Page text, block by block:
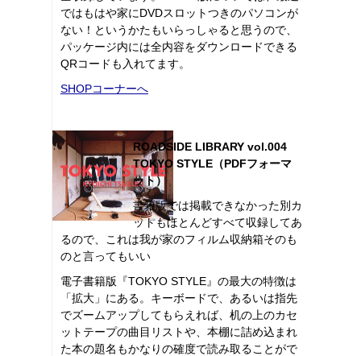
ではもはや家にDVDスロットつきのパソコンが
ない！というかたもいらっしゃると思うので、
パッケージ内には全内容をダウンロードできる
QRコードも入れてます。
SHOPコーナーへ
ROADSIDE LIBRARY vol.004
TOKYO STYLE（PDFフォーマ
ット）
書籍版では掲載できなかった別カ
ットもほとんどすべて収録してあ
るので、これは我が家のフィルム収納箱そのも
のと言ってもいい
電子書籍版『TOKYO STYLE』の最大の特徴は
「拡大」にある。キーボードで、あるいは指先
でズームアップしてもらえれば、机の上のカセ
ットテープの曲目リストや、本棚に詰め込まれ
た本の題名もかなりの確度で読み取ることがで